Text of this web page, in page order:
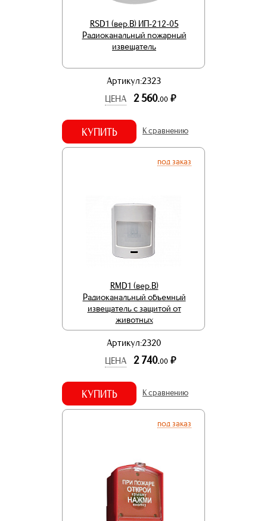
RSD1 (вер.В) ИП-212-05
Радиоканальный пожарный
извещатель
Артикул:2323
ЦЕНА
2 560.00 р.
КУПИТЬ К сравнению
под заказ
RMD1 (вер.В)
Радиоканальный объемный
извещатель с защитой от
животных
Артикул:2320
ЦЕНА
2 740.00 р.
КУПИТЬ К сравнению
под заказ